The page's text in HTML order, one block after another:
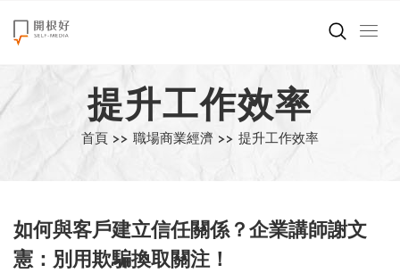
來點正能量
世界在想什麼
創造美好生活
職場商業經濟
提升工作效率
首頁 >> 職場商業經濟 >> 提升工作效率
如何與客戶建立信任關係？企業講師謝文
憲：別用欺騙換取關注！